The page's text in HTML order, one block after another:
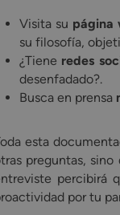
Visita su página
su filosofía,
¿Tiene redes
desenfadado?.
Busca en prensa
esta
preguntas,
percibirá
por tu